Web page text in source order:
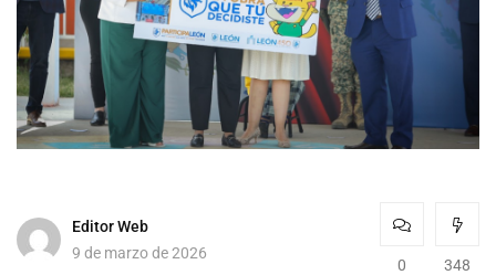
Editor Web
9 de marzo de 2026
0 348